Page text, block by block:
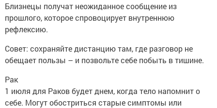
Близнецы получат неожиданное сообщение из
прошлого, которое спровоцирует внутреннюю
рефлексию.
Совет: сохраняйте дистанцию там, где разговор не
обещает пользы – и позвольте себе побыть в тишине.
Рак
1 июля для Раков будет днем, когда тело напомнит о
себе. Могут обостриться старые симптомы или